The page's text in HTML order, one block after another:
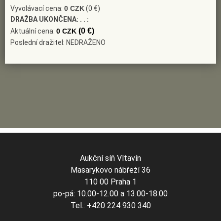
Vyvolávací cena: 0 CZK(0 €)
DRAŽBA UKONČENA: . . :
Aktuální cena: 0 CZK (0 €)
Poslední dražitel: NEDRAŽENO
Aukční síň Vltavín
Masarykovo nábřeží 36
110 00 Praha 1
po-pá: 10.00-12.00 a 13.00-18.00
Tel.: +420 224 930 340